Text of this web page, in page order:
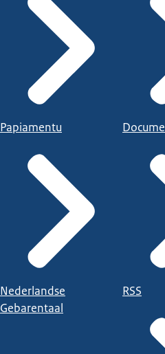
Papiamentu
Nederlandse
Gebarentaal
RSS